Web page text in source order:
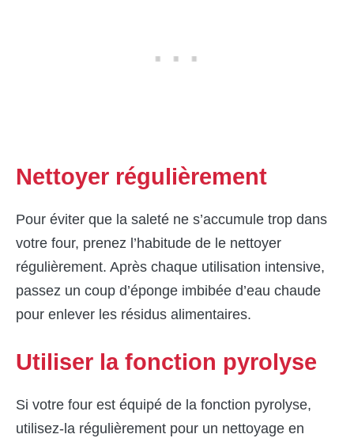
Nettoyer régulièrement
Pour éviter que la saleté ne s’accumule trop dans
votre four, prenez l’habitude de le nettoyer
régulièrement. Après chaque utilisation intensive,
passez un coup d’éponge imbibée d’eau chaude
pour enlever les résidus alimentaires.
Utiliser la fonction pyrolyse
Si votre four est équipé de la fonction pyrolyse,
utilisez-la régulièrement pour un nettoyage en